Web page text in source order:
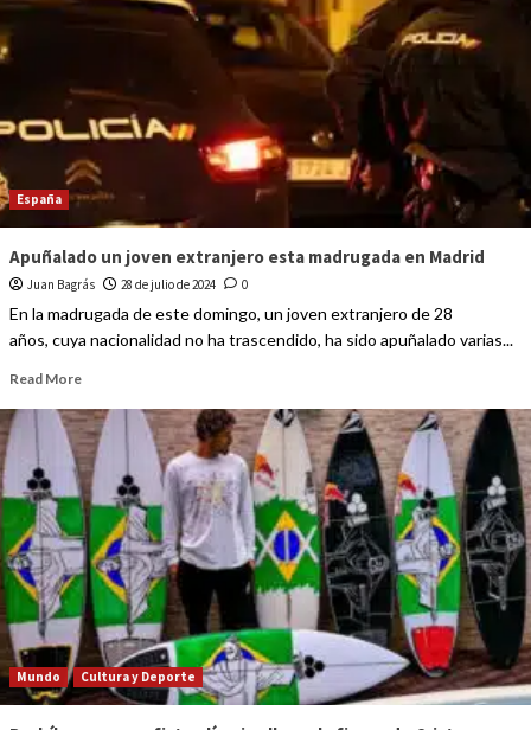
España
Apuñalado un joven extranjero esta madrugada en Madrid
Juan Bagrás 28 de julio de 2024 0
En la madrugada de este domingo, un joven extranjero de 28
años, cuya nacionalidad no ha trascendido, ha sido apuñalado varias...
Read More
Mundo Cultura y Deporte